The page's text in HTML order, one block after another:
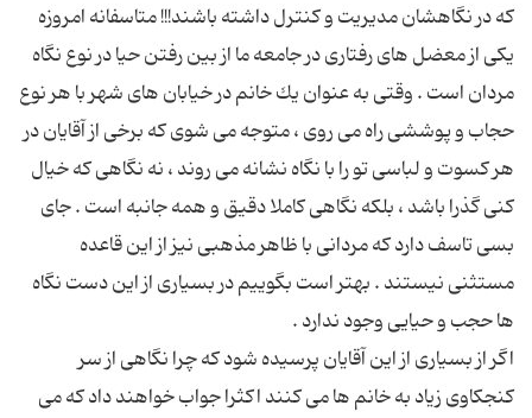
كه در نگاهشان مدیریت و کنترل داشته باشند!!! متاسفانه امروزه
یكی از معضل های رفتاری در جامعه ما از بین رفتن حیا در نوع نگاه
مردان است . وقتی به عنوان یك خانم در خیابان های شهر با هر نوع
حجاب و پوششی راه می روی ، متوجه می شوی كه برخی از آقایان در
هر كسوت و لباسی تو را با نگاه نشانه می روند ، نه نگاهی كه خیال
كنی گذرا باشد ، بلكه نگاهی كاملا دقیق و همه جانبه است . جای
بسی تاسف دارد كه مردانی با ظاهر مذهبی نیز از این قاعده
مستثنی نیستند . بهتر است بگوییم در بسیاری از این دست نگاه
اگر از بسیاری از این آقایان پرسیده شود كه چرا نگاهی از سر
كنجكاوی زیاد به خانم ها می كنند اكثرا جواب خواهند داد كه می